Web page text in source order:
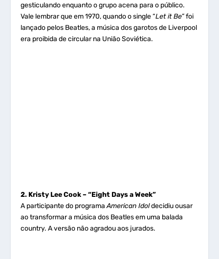
gesticulando enquanto o grupo acena para o público.
Vale lembrar que em 1970, quando o single “Let it Be”foi
lançado pelos Beatles, a música dos garotos de Liverpool
era proibida de circular na União Soviética.
2. Kristy Lee Cook – “Eight Days a Week”
A participante do programaAmerican Idoldecidiu ousar
ao transformar a música dos Beatles em uma balada
country. A versão não agradou aos jurados.